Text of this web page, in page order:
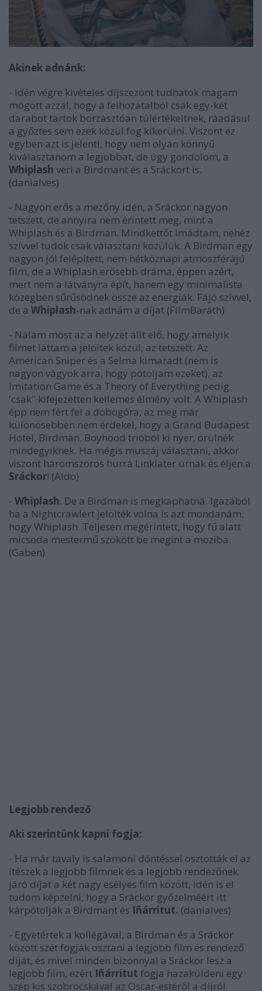
Akinek adnánk:
- Idén végre kivételes díjszezont tudhatok magam
mögött azzal, hogy a felhozatalból csak egy-két
darabot tartok borzasztóan túlértékeltnek, ráadásul
a győztes sem ezek közül fog kikerülni. Viszont ez
egyben azt is jelenti, hogy nem olyan könnyű
kiválasztanom a legjobbat, de úgy gondolom, a
Whiplash veri a Birdmant és a Sráckort is.
(danialves)
- Nagyon erős a mezőny idén, a Sráckor nagyon
tetszett, de annyira nem érintett meg, mint a
Whiplash és a Birdman. Mindkettőt imádtam, nehéz
szívvel tudok csak választani közülük. A Birdman egy
nagyon jól felépített, nem hétköznapi atmoszférájú
film, de a Whiplash erősebb dráma, éppen azért,
mert nem a látványra épít, hanem egy minimalista
közegben sűrűsödnek össze az energiák. Fájó szívvel,
de a Whiplash-nak adnám a díjat (FilmBaráth)
- Nálam most az a helyzet állt elő, hogy amelyik
filmet láttam a jelöltek közül, az tetszett. Az
American Sniper és a Selma kimaradt (nem is
nagyon vágyok arra, hogy pótoljam ezeket), az
Imitation Game és a Theory of Everything pedig
'csak" kifejezetten kellemes élmény volt. A Whiplash
épp nem fért fel a dobogóra, az meg már
különösebben nem érdekel, hogy a Grand Budapest
Hotel, Birdman, Boyhood trióból ki nyer, örülnék
mindegyiknek. Ha mégis muszáj választani, akkor
viszont háromszoros hurrá Linklater úrnak és éljen a
Sráckor! (Aldo)
- Whiplash. De a Birdman is megkaphatná. Igazából
ha a Nightcrawlert jelölték volna is azt mondanám,
hogy Whiplash. Teljesen megérintett, hogy fű alatt
micsoda mestermű szökött be megint a moziba.
(Gaben)
Legjobb rendező
Aki szerintünk kapni fogja:
- Ha már tavaly is salamoni döntéssel osztották el az
ítészek a legjobb filmnek és a legjobb rendezőnek
járó díjat a két nagy esélyes film között, idén is el
tudom képzelni, hogy a Sráckor győzelméért itt
kárpótolják a Birdmant és Iñárritut. (danialves)
- Egyetértek a kollégával, a Birdman és a Sráckor
között szét fogják osztani a legjobb film és rendező
díját, és mivel minden bizonnyal a Sráckor lesz a
legjobb film, ezért Iñárritut fogja hazaküldeni egy
szép kis szobrocskával az Oscar-estéről a díjról